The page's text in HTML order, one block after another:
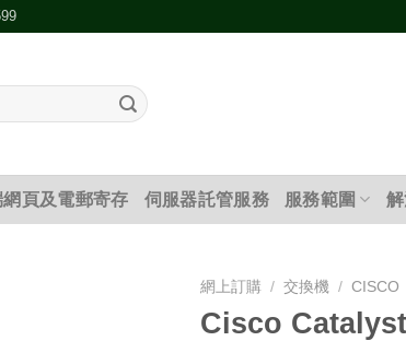
網頁及電郵寄存 伺服器託管服務 服務範圍
網上訂購 / 交換機 / CISCO
Cisco